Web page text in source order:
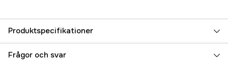
Produktspecifikationer
Referensnummer 5000031050
Frågor och svar